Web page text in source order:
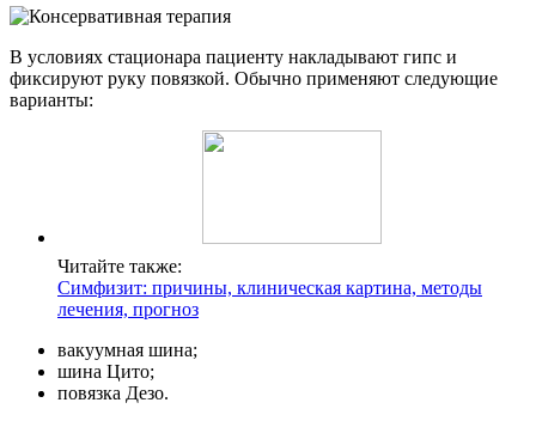
В условиях стационара пациенту накладывают гипс и
фиксируют руку повязкой. Обычно применяют следующие
варианты:
Читайте также:
Симфизит: причины, клиническая картина, методы
лечения, прогноз
вакуумная шина;
шина Цито;
повязка Дезо.